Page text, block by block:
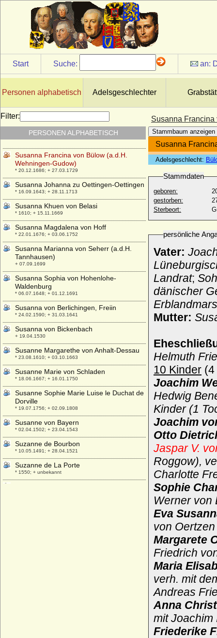
Start Suche: an:
Personen alphabetisch Adelsgeschlechter
Susanna
Stammbaum anzeigen
Susanna
Adelsgeschlecht:
Stammdaten
geboren:
gestorben:
Sterbeort:
persönliche
Vater:
Landrat;
dänischer
Mutter:
Helmuth
10 Kinder
Joachim
Hedwig
Kinder (1
Joachim
Otto
Jaspar V.
Roggow),
Charlotte
Sophie
Werner von
Eva
von
Margarete
Friedrich
Maria
verh. mit
Andreas
Anna
mit Joachim
Friederike
Filter:
PERSONEN ALPHABETISCH
* 955; + 26.11.1014
Suidger von Morsleben und Hornburg
(Papst Clemens II.)
* 1005; + 09.10.1047
Susan Doukht Jaladi
* 14.04.1956;
Susan Stewart (Lady Susan Stewart)
Susann Genske
* 12.01.1964;
Susanna Christiane Henriette von Born
* 19.02.1753; + 03.03.1811
Susanna Elisabeth Gräfin Kempinsky
* 1643; + 02.12.1717
Susanna Francina von Bülow (a.d.H.
Wehningen-Gudow)
* 20.12.1686; + 27.03.1729
Susanna Johanna zu Oettingen-Oettingen
* 16.09.1643; + 28.11.1713
Susanna Khuen von Belasi
* 1610; + 15.11.1669
Susanna Magdalena von Hoff
* 22.01.1676; + 03.06.1752
Susanna Marianna von Seherr (a.d.H.
Tannhausen)
+ 07.09.1699
Susanna Sophia von Hohenlohe-
Waldenburg
* 06.07.1648; + 01.12.1691
Susanna von Berlichingen, Freiin
* 24.02.1590; + 31.03.1641
Susanna von Bickenbach
+ 19.04.1530
Susanne Margarethe von Anhalt-Dessau
* 23.08.1610; + 03.10.1663
Susanne Marie von Schladen
* 18.06.1667; + 16.01.1750
Susanne Sophie Marie Luise le Duchat de
Dorville
* 19.07.1756; + 02.09.1808
Susanne von Bayern
* 02.04.1502; + 23.04.1543
Suzanne de Bourbon
* 10.05.1491; + 28.04.1521
Suzanne de La Porte
* 1550; + unbekannt